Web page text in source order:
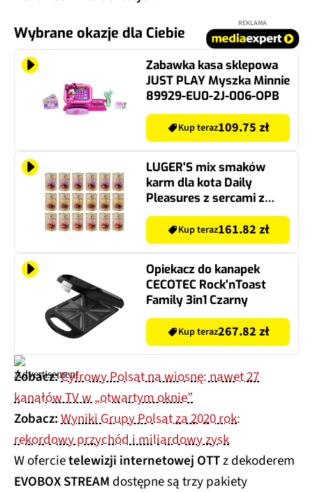
Wybrane okazje dla Ciebie
REKLAMA
Zabawka kasa sklepowa
JUST PLAY Myszka Minnie
89929-EU0-2J-006-OPB
Kup teraz109.75 zł
LUGER'S mix smaków
karm dla kota Daily
Pleasures z sercami z
kaczki, z łososiem i
tuńczykiem, wołowina z
krewetkami 18 x 400 g
Kup teraz161.82 zł
Opiekacz do kanapek
CECOTEC Rock'nToast
Family 3in1 Czarny
Kup teraz267.82 zł
Zobacz:Cyfrowy Polsat na wiosnę: nawet 27
kanałów TV w „otwartym oknie”
Zobacz:Wyniki Grupy Polsat za 2020 rok:
rekordowy przychód i miliardowy zysk
W ofercietelewizji internetowej OTTz dekoderem
EVOBOX STREAM dostępne są trzy pakiety